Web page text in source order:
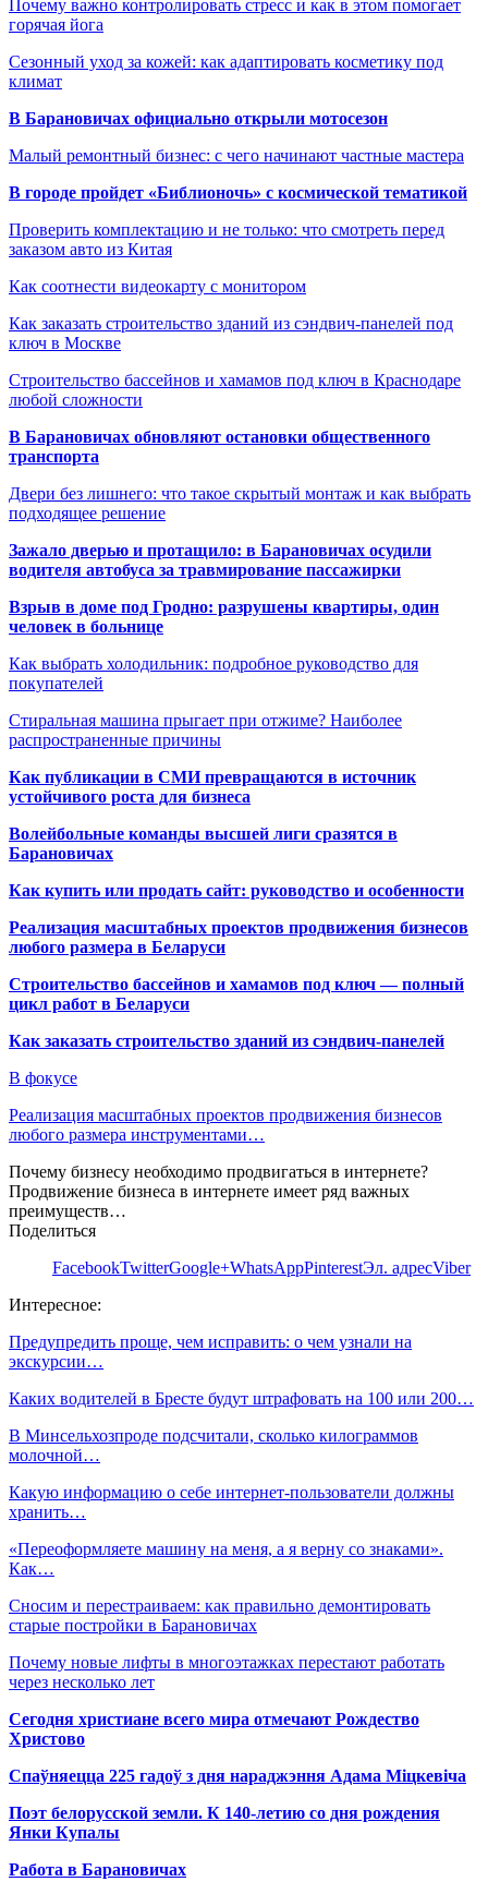
Почему важно контролировать стресс и как в этом помогает
горячая йога
Сезонный уход за кожей: как адаптировать косметику под
климат
В Барановичах официально открыли мотосезон
Малый ремонтный бизнес: с чего начинают частные мастера
В городе пройдет «Библионочь» с космической тематикой
Проверить комплектацию и не только: что смотреть перед
заказом авто из Китая
Как соотнести видеокарту с монитором
Как заказать строительство зданий из сэндвич-панелей под
ключ в Москве
Строительство бассейнов и хамамов под ключ в Краснодаре
любой сложности
В Барановичах обновляют остановки общественного
транспорта
Двери без лишнего: что такое скрытый монтаж и как выбрать
подходящее решение
Зажало дверью и протащило: в Барановичах осудили
водителя автобуса за травмирование пассажирки
Взрыв в доме под Гродно: разрушены квартиры, один
человек в больнице
Как выбрать холодильник: подробное руководство для
покупателей
Стиральная машина прыгает при отжиме? Наиболее
распространенные причины
Как публикации в СМИ превращаются в источник
устойчивого роста для бизнеса
Волейбольные команды высшей лиги сразятся в
Барановичах
Как купить или продать сайт: руководство и особенности
Реализация масштабных проектов продвижения бизнесов
любого размера в Беларуси
Строительство бассейнов и хамамов под ключ — полный
цикл работ в Беларуси
Как заказать строительство зданий из сэндвич-панелей
В фокусе
Реализация масштабных проектов продвижения бизнесов
любого размера инструментами…
Почему бизнесу необходимо продвигаться в интернете?
Продвижение бизнеса в интернете имеет ряд важных
преимуществ…
Поделиться
FacebookTwitterGoogle+WhatsAppPinterestЭл. адресViber
Интересное:
Предупредить проще, чем исправить: о чем узнали на
экскурсии…
Каких водителей в Бресте будут штрафовать на 100 или 200…
В Минсельхозпроде подсчитали, сколько килограммов
молочной…
Какую информацию о себе интернет-пользователи должны
хранить…
«Переоформляете машину на меня, а я верну со знаками».
Как…
Сносим и перестраиваем: как правильно демонтировать
старые постройки в Барановичах
Почему новые лифты в многоэтажках перестают работать
через несколько лет
Сегодня христиане всего мира отмечают Рождество
Христово
Спаўняецца 225 гадоў з дня нараджэння Адама Міцкевіча
Поэт белорусской земли. К 140-летию со дня рождения
Янки Купалы
Работа в Барановичах